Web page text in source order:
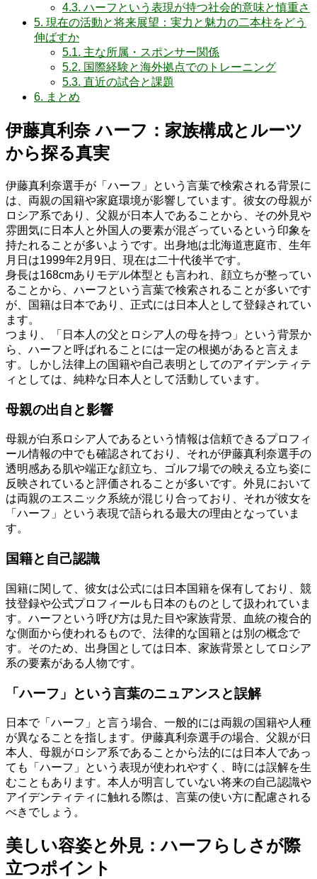
4.3. ハーフという表現が持つ社会的意味と慎重さ
5. 現在の活動と将来展望：実力と魅力の二本柱をどう
伸ばすか
5.1. 主な所属・スポンサー関係
5.2. 国際経験と海外拠点でのトレーニング
5.3. 直近の試合と課題
6. まとめ
伊藤真利奈 ハーフ：家族構成とルーツ
から探る真実
伊藤真利奈選手が「ハーフ」という言葉で検索される背景に
は、両親の国籍や家庭環境が影響しています。彼女の母親が
ロシア系であり、父親が日本人であることから、その外見や
雰囲気に日本人と外国人の要素が混ざっているという印象を
持たれることが多いようです。出身地は北海道恵庭市、生年
月日は1999年2月9日、現在は二十代後半です。
身長は168cmありモデル体型とも言われ、顔立ちが整ってい
ることから、ハーフという言葉で検索されることが多いです
が、国籍は日本であり、正式には日本人として登録されてい
ます。
つまり、「日本人の父とロシア人の母を持つ」という背景か
ら、ハーフと呼ばれることには一定の根拠があると言えま
す。しかし法律上の国籍や自己表明としてのアイデンティテ
ィとしては、純粋な日本人として活動しています。
母親の出自と影響
母親が白系ロシア人であるという情報は信頼できるプロフィ
ール情報の中でも確認されており、それが伊藤真利奈選手の
透明感ある肌や端正な顔立ち、ゴルフ場での映える立ち姿に
反映されていると評価されることが多いです。外見において
は両親のエスニック系統が混じり合っており、それが彼女を
「ハーフ」という表現で語られる最大の理由となっていま
す。
国籍と自己認識
国籍に関して、彼女は公式には日本国籍を保有しており、競
技登録や公式プロフィールも日本のものとして扱われていま
す。ハーフという呼び方は見た目や家族背景、血統の複合的
な側面から使われるもので、法律的な国籍とは別の概念で
す。そのため、出身国としては日本、家族背景としてロシア
系の要素がある人物です。
「ハーフ」という言葉のニュアンスと誤解
日本で「ハーフ」と言う場合、一般的には両親の国籍や人種
が異なることを指します。伊藤真利奈選手の場合、父親が日
本人、母親がロシア系であることから法的には日本人であっ
ても「ハーフ」という表現が使われやすく、時には誤解を生
むこともあります。本人が明言していない将来の自己認識や
アイデンティティに触れる際は、言葉の使い方に配慮される
べきでしょう。
美しい容姿と外見：ハーフらしさが際
立つポイント